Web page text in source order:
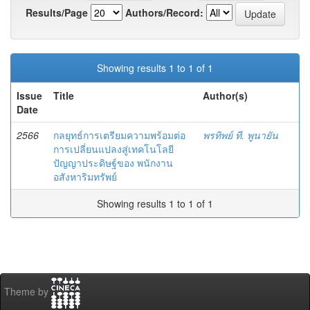
Results/Page
Authors/Record:
Showing results 1 to 1 of 1
Issue
Date
Title Author(s)
2566
กลยุทธ์การเตรียมความพร้อมต่อ
การเปลี่ยนแปลงสู่เทคโนโลยี
ปัญญาประดิษฐ์ของ พนักงาน
อสังหาริมทรัพย์
พรทิพย์ ที. พูนายัน
Showing results 1 to 1 of 1
Theme by